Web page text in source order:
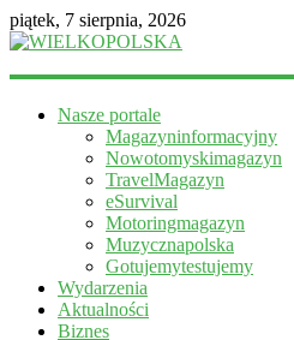
piątek, 7 sierpnia, 2026
WIELKOPOLSKA
informacyjny
Nasze portale
Magazyninformacyjny
Nowotomyskimagazyn
TravelMagazyn
eSurvival
Motoringmagazyn
Muzycznapolska
Gotujemytestujemy
Wydarzenia
Aktualności
Biznes